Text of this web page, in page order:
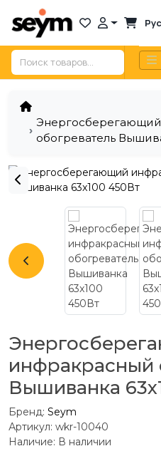
Рус
обогреватель
инфракрасный
Вышиванка
Бренд: Seym
Артикул: wkr-10040
Наличие: В наличии